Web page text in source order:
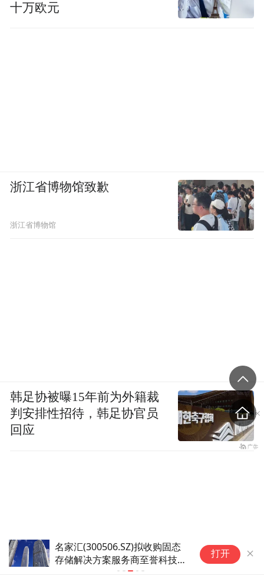
足球——2026上海明日之星冠
军杯小组赛：中国U17男足对阵
勒沃库森U17男足
打开
十万欧元
浙江省博物馆致歉
浙江省博物馆
韩足协被曝15年前为外籍裁
判安排性招待，韩足协官员
回应